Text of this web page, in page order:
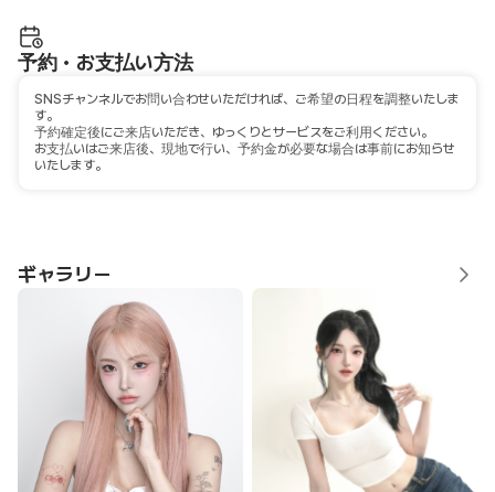
予約・お支払い方法
SNSチャンネルでお問い合わせいただければ、ご希望の日程を調整いたしま
す。
予約確定後にご来店いただき、ゆっくりとサービスをご利用ください。
お支払いはご来店後、現地で行い、予約金が必要な場合は事前にお知らせ
いたします。
ギャラリー